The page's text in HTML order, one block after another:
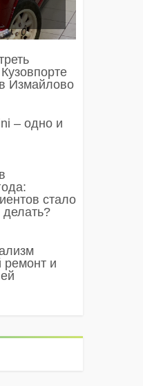
Измайлово
– одно и
стало
ремонт и